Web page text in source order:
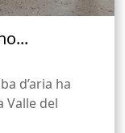
d’aria ha
Valle del